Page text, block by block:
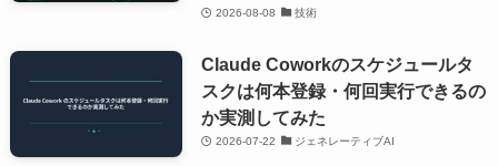
2026-08-08 技術
Claude Coworkのスケジュールタ
スクは何本登録・何回実行できるの
か実測してみた
2026-07-22 ジェネレーティブAI